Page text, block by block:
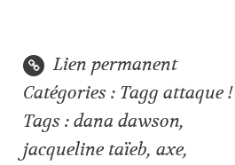
Lien permanent
Catégories : Tagg attaque !
Tags :dana dawson,
jacqueline taïeb,axe,